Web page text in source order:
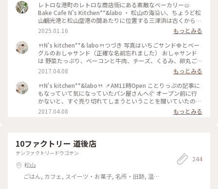
レトロな港町のレトロな商店街にある素敵なベーカリー🥨
Bake Cafe N’s Kitchen**&labo ・ 松山の海沿い、ちょうど松
山観光港と松山空港の間あたりに位置する三津浜は古くからの
港町。(個人的には三津浜と聞くと"坂の上の雲"を読んだとき
に出てきた地名だなぁと思い出します。) 今はレトロな街並み
として若い人にも人気のようです。 松山の市街地から観光港に
戻る10kmほどの道のり🚲 三津浜を経由してここでパンを買っ
てフェリー乗り場へ向かいました。 三津浜商店街の通り沿い
にあるこちらのベーカリー。古い建物、店頭にもレトロな椅子
やソファが並んでいました。どこかノスタルジックで、でも新
しさと調和を感じるところがとても魅力的。 店内にはおいし
そうなパンが並んでいて、私はシンプルなプレッツェルのほ
か、プレッツェルベーグル(明太チーズ)を購入。たまたまプレ
ッツェル系しか買ってないですが、いろんな種類のパンがスイ
ーツ系もセイボリー系も充実しています。 ・ プレッツェルベ
があればもっと三津浜周辺もお散歩したいなと思いました。 #
エヌズキッチンアンドラボ #エヌズキッチン #三津浜商店街 #
三津浜 #松山 #愛媛 #パン #ベーカリー #プレッツェル
2025.01.16
もっとみる
🍴N's kitchen**& labo🍴つづき 写真はいちごサンド🍓とベー
グルのおしゃサンド（正確な名前忘れました） おしゃサンド
は 野菜たっぷり、ベーコンと牛肉、チーズ、くるみ、卵丸ご
と１個入っています❣️ もう、ランチプレート状態でまんぷくに
なりました😋 いちご🍓サンドも、甘いいちごとホイップクリ
ーム、メレンゲのサクサクなクッキー？が挟んであって◎ 1人
で食べる量とは思えないくらい他にもたくさん買いました💓 #
かおる #パン部 #わたしの街 #愛媛
2017.04.08
もっとみる
🍴N's kitchen**&labo🍴 📌AM11時Open ことりっぷの記事に
もなっていて気になっていたパン屋さんへ🥐 オープン前に行
かないと、すぐ売り切れてしまうということを聞いていたので
早めに行きましたが、私の前に10人は並んでいました😮 おし
ゃれなお店で店内はカフェと雑貨も売っています❣️ 営業日確認
2017.04.08 もっとみる
10ファクトリー 道後店
テンファクトリードウゴテン
松山
ごはん, カフェ, スイーツ・お菓子, 名所・旧跡, 温
244